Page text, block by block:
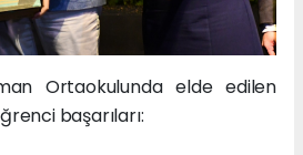
Ortaokulunda elde edilen
başarıları: